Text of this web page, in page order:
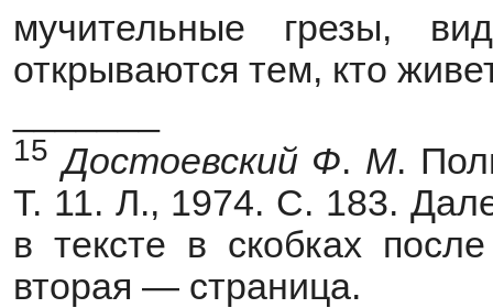
мучительные грезы,
открываются тем, кто
15 Достоевский Ф. М.
Т. 11. Л., 1974. С. 183.
в тексте в скобках
вторая — страница.